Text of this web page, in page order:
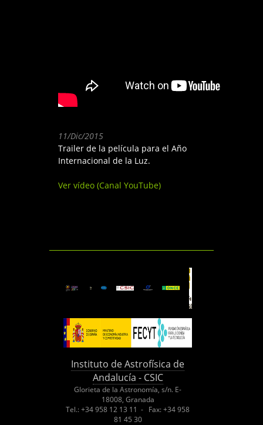
11/Dic/2015
Trailer de la película para el Año
Internacional de la Luz.
Ver vídeo (Canal YouTube)
Instituto de Astrofísica de
Andalucía - CSIC
Glorieta de la Astronomía, s/n. E-
18008, Granada
Tel.: +34 958 12 13 11 - Fax: +34 958
81 45 30